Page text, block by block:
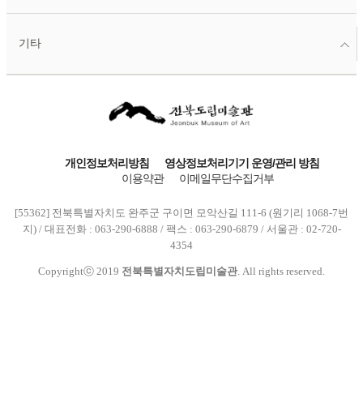
기타
개인정보처리방침
영상정보처리기기 운영/관리 방침
이용약관
이메일무단수집거부
[55362] 전북특별자치도 완주군 구이면 모악산길 111-6 (원기리 1068-7번
지) / 대표전화 : 063-290-6888 / 팩스 : 063-290-6879 / 서울관 : 02-720-
4354
Copyrightⓒ 2019 전북특별자치도립미술관. All rights reserved.